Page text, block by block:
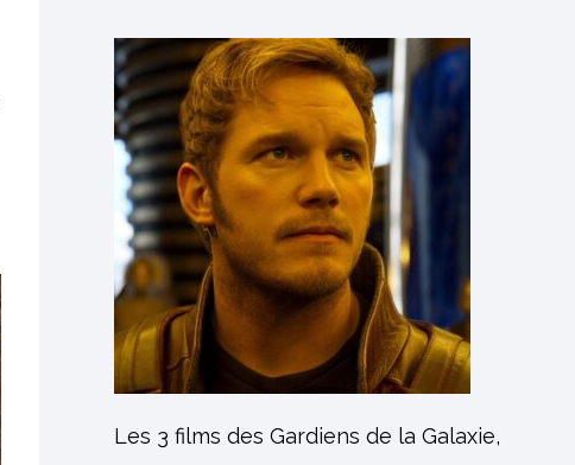
Les 3 films des Gardiens de la Galaxie,